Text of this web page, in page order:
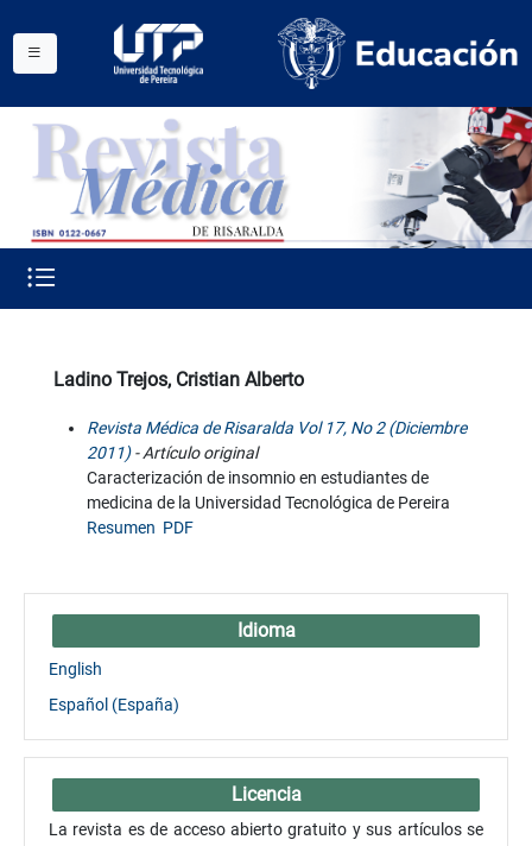
Ladino Trejos, Cristian Alberto
Revista Médica de Risaralda Vol 17, No 2 (Diciembre
2011)- Artículo original
Caracterización de insomnio en estudiantes de
medicina de la Universidad Tecnológica de Pereira
Resumen PDF
Idioma
English
Español (España)
Licencia
La revista es de acceso abierto gratuito y sus artículos se